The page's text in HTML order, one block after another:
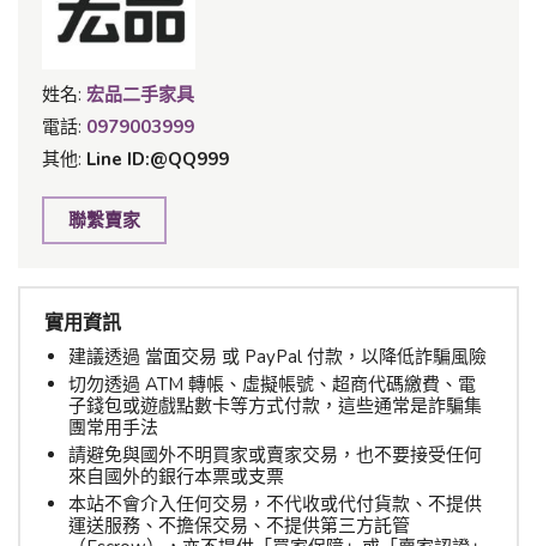
姓名: 宏品二手家具
電話: 0979003999
其他: Line ID:@QQ999
聯繫賣家
實用資訊
建議透過 當面交易 或 PayPal 付款，以降低詐騙風險
切勿透過 ATM 轉帳、虛擬帳號、超商代碼繳費、電
子錢包或遊戲點數卡等方式付款，這些通常是詐騙集
團常用手法
請避免與國外不明買家或賣家交易，也不要接受任何
來自國外的銀行本票或支票
本站不會介入任何交易，不代收或代付貨款、不提供
運送服務、不擔保交易、不提供第三方託管